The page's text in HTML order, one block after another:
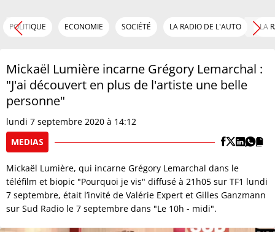
POLITIQUE ECONOMIE SOCIÉTÉ LA RADIO DE L'AUTO LA
Mickaël Lumière incarne Grégory Lemarchal :
"J'ai découvert en plus de l'artiste une belle
personne"
lundi 7 septembre 2020 à 14:12
MEDIAS
Mickaël Lumière, qui incarne Grégory Lemarchal dans le
téléfilm et biopic "Pourquoi je vis" diffusé à 21h05 sur TF1 lundi
7 septembre, était l’invité de Valérie Expert et Gilles Ganzmann
sur Sud Radio le 7 septembre dans "Le 10h - midi".